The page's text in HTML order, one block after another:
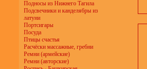
Подносы из Нижнего Тагила
Подсвечники и канделябры из
латуни
Портсигары
Посуда
Птицы счастья
Расчёски массажные, гребни
Ремни (армейские)
Ремни (авторские)